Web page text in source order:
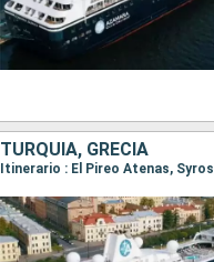
TURQUÍA, GRECIA
Itinerario : El Pireo Atenas,